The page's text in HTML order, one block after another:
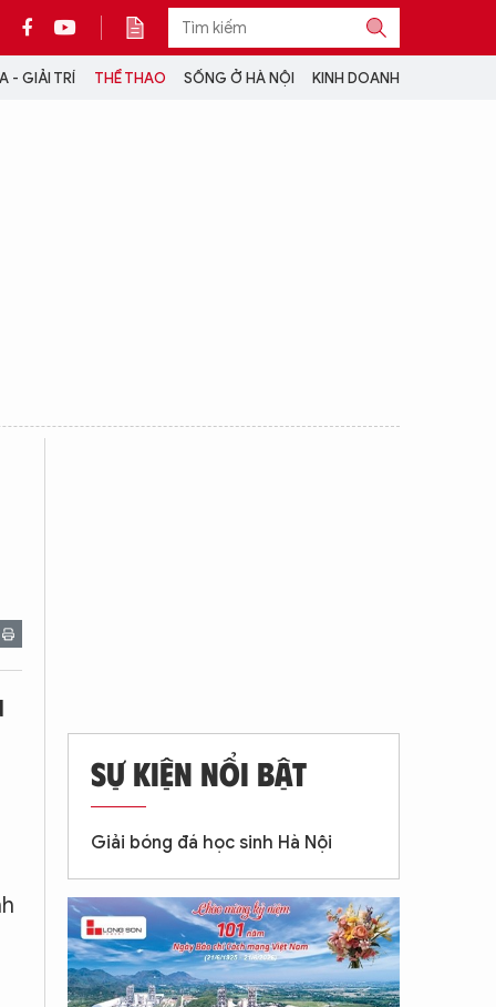
- GIẢI TRÍ THỂ THAO SỐNG Ở HÀ NỘI KINH DOANH
SỰ KIỆN NỔI BẬT
Giải bóng đá học sinh Hà Nội